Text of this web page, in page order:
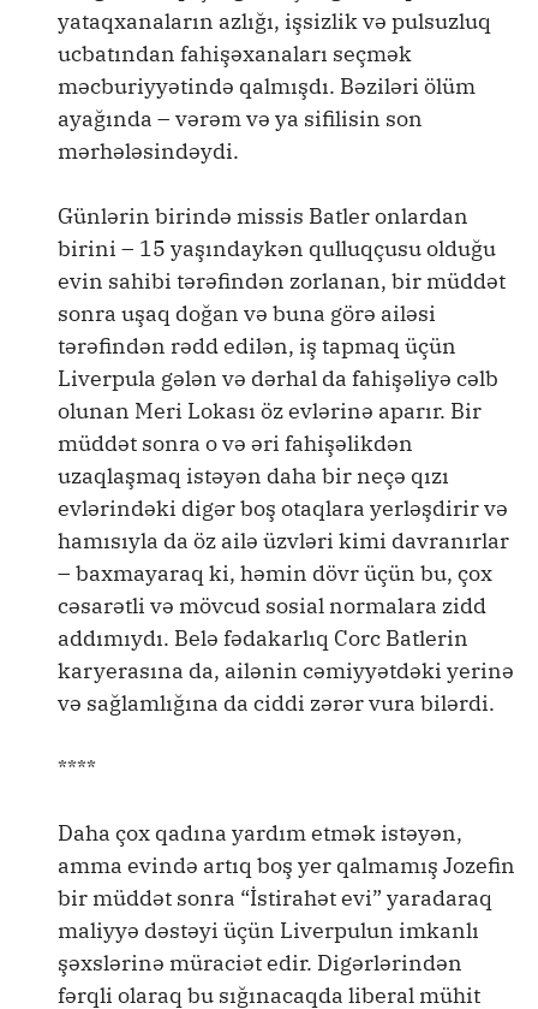
yataqxanaların azlığı, işsizlik və pulsuzluq
ucbatından fahişəxanaları seçmək
məcburiyyətində qalmışdı. Bəziləri ölüm
ayağında – vərəm və ya sifilisin son
mərhələsindəydi.
Günlərin birində missis Batler onlardan
birini – 15 yaşındaykən qulluqçusu olduğu
evin sahibi tərəfindən zorlanan, bir müddət
sonra uşaq doğan və buna görə ailəsi
tərəfindən rədd edilən, iş tapmaq üçün
Liverpula gələn və dərhal da fahişəliyə cəlb
olunan Meri Lokası öz evlərinə aparır. Bir
müddət sonra o və əri fahişəlikdən
uzaqlaşmaq istəyən daha bir neçə qızı
evlərindəki digər boş otaqlara yerləşdirir və
hamısıyla da öz ailə üzvləri kimi davranırlar
– baxmayaraq ki, həmin dövr üçün bu, çox
cəsarətli və mövcud sosial normalara zidd
addımıydı. Belə fədakarlıq Corc Batlerin
karyerasına da, ailənin cəmiyyətdəki yerinə
və sağlamlığına da ciddi zərər vura bilərdi.
****
Daha çox qadına yardım etmək istəyən,
amma evində artıq boş yer qalmamış Jozefin
bir müddət sonra “İstirahət evi” yaradaraq
maliyyə dəstəyi üçün Liverpulun imkanlı
şəxslərinə müraciət edir. Digərlərindən
fərqli olaraq bu sığınacaqda liberal mühit